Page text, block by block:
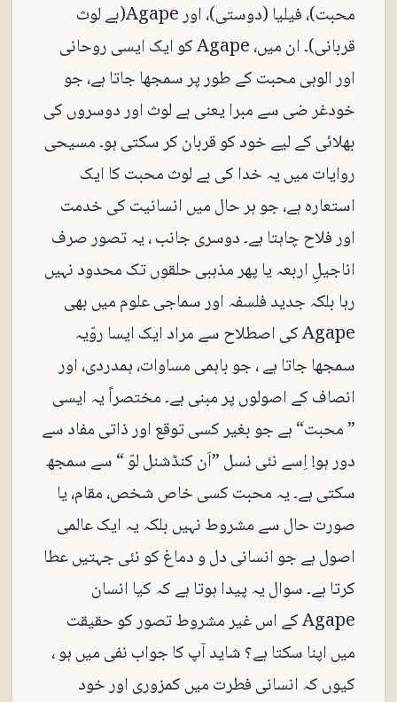
محبت)، فیلیا (دوستی)، اور Agape(بے لوث
قربانی)۔ ان میں، Agape کو ایک ایسی روحانی
اور الوہی محبت کے طور پر سمجھا جاتا ہے، جو
خودغر ضی سے مبرا یعنی بے لوث اور دوسروں کی
بھلائی کے لیے خود کو قربان کر سکتی ہو۔ مسیحی
روایات میں یہ خدا کی بے لوث محبت کا ایک
استعارہ ہے، جو ہر حال میں انسانیت کی خدمت
اور فلاح چاہتا ہے۔ دوسری جانب ، یہ تصور صرف
اناجیلِ اربعہ یا پھر مذہبی حلقوں تک محدود نہیں
رہا بلکہ جدید فلسفہ اور سماجی علوم میں بھی
Agape کی اصطلاح سے مراد ایک ایسا روّیہ
سمجھا جاتا ہے ، جو باہمی مساوات، ہمدردی، اور
انصاف کے اصولوں پر مبنی ہے۔ مختصراً یہ ایسی
” محبت“ ہے جو بغیر کسی توقع اور ذاتی مفاد سے
دور ہو! اِسے نئی نسل ”اَن کنڈشنل لوّ “ سے سمجھ
سکتی ہے۔ یہ محبت کسی خاص شخص، مقام، یا
صورت حال سے مشروط نہیں بلکہ یہ ایک عالمی
اصول ہے جو انسانی دل و دماغ کو نئی جہتیں عطا
کرتا ہے۔ سوال یہ پیدا ہوتا ہے کہ کیا انسان
Agape کے اس غیر مشروط تصور کو حقیقت
میں اپنا سکتا ہے؟ شاید آپ کا جواب نفی میں ہو ،
کیوں کہ انسانی فطرت میں کمزوری اور خود